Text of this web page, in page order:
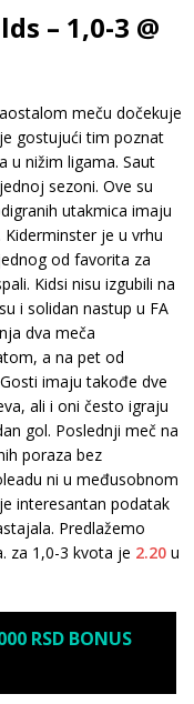
– 1,0-3 @
meču dočekuje
gostujući tim poznat
u nižim ligama. Saut
sezoni. Ove su
utakmica imaju
je u vrhu
od favorita za
Kidsi nisu izgubili na
i solidan nastup u FA
dva meča
a na pet od
imaju takođe dve
ali i oni često igraju
gol. Poslednji meč na
poraza bez
ni u međusobnom
interesantan podatak
Predlažemo
za 1,0-3 kvota je 2.20 u
RSD BONUS